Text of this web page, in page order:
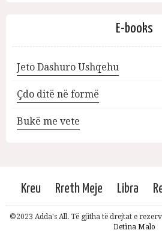
E-books
Jeto Dashuro Ushqehu
Çdo ditë në formë
Bukë me vete
Kreu Rreth Meje Libra
©2023 Adda's All. Të gjitha të drejtat e
Detina Malo